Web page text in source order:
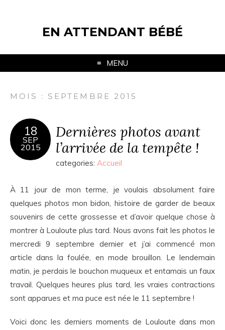
EN ATTENDANT BÉBÉ
MENU
MOIS : SEPTEMBRE 2015
18
SEP
2015
Dernières photos avant
l’arrivée de la tempête !
categories: Accueil
À 11 jour de mon terme, je voulais absolument faire
quelques photos mon bidon, histoire de garder de beaux
souvenirs de cette grossesse et d’avoir quelque chose à
montrer à Louloute plus tard. Nous avons fait les photos le
mercredi 9 septembre dernier et j’ai commencé mon
article dans la foulée, en mode brouillon. Le lendemain
matin, je perdais le bouchon muqueux et entamais un faux
travail. Quelques heures plus tard, les vraies contractions
sont apparues et ma puce est née le 11 septembre !
Voici donc les derniers moments de Louloute dans mon